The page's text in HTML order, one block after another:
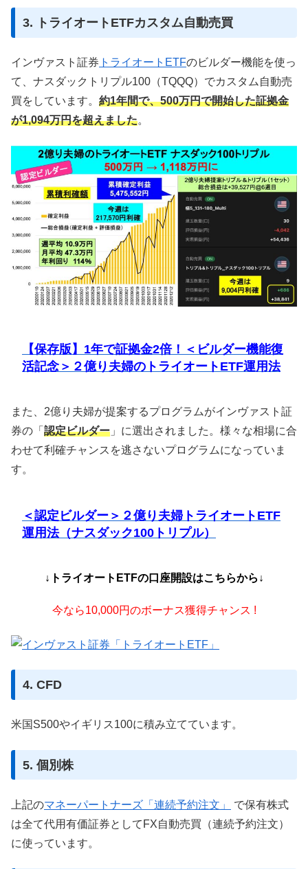
3. トライオートETFカスタム自動売買
インヴァスト証券 トライオートETFのビルダー機能を使っ
て、ナスダックトリプル100（TQQQ）でカスタム自動売
買をしています。 約1年間で、500万円で開始した証拠金
が1,094万円を超えました。
【保存版】1年で証拠金2倍！＜ビルダー機能復
活記念＞２億り夫婦のトライオートETF運用法
また、2億り夫婦が提案するプログラムがインヴァスト証
券の「 認定ビルダー 」に選出されました。様々な相場に合
わせて利確チャンスを逃さないプログラムになっていま
す。
＜認定ビルダー＞２億り夫婦トライオートETF
運用法（ナスダック100トリプル）
↓トライオートETFの口座開設はこちらから↓
今なら10,000円のボーナス獲得チャンス !
4. CFD
米国S500やイギリス100に積み立てています。
5. 個別株
上記のマネーパートナーズ「連続予約注文」
で保有株式
は全て代用有価証券としてFX自動売買（連続予約注文）
に使っています。